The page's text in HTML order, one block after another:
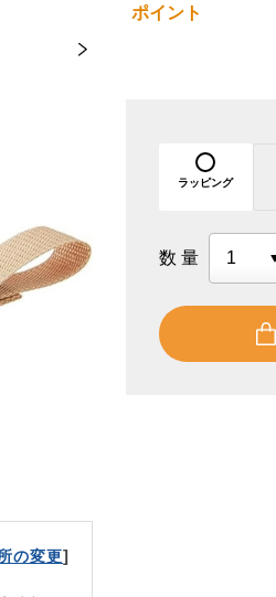
の変更]
ポイント
ラッピング
数量